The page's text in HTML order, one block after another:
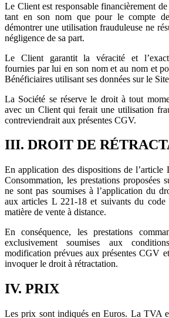
Le Client est responsable financièrement
tant en son nom que pour le compte
démontrer une utilisation frauduleuse ne
négligence de sa part.
Le Client garantit la véracité et
fournies par lui en son nom et au nom et
Bénéficiaires utilisant ses données sur le
La Société se réserve le droit à tout
avec un Client qui ferait une utilisation
contreviendrait aux présentes CGV.
III. DROIT DE
En application des dispositions de
Consommation, les prestations proposées
ne sont pas soumises à l’application du
aux articles L 221-18 et suivants du code
matière de vente à distance.
En conséquence, les prestations
exclusivement soumises aux
modification prévues aux présentes CGV
invoquer le droit à rétractation.
IV. PRIX
Les prix sont indiqués en Euros. La TVA